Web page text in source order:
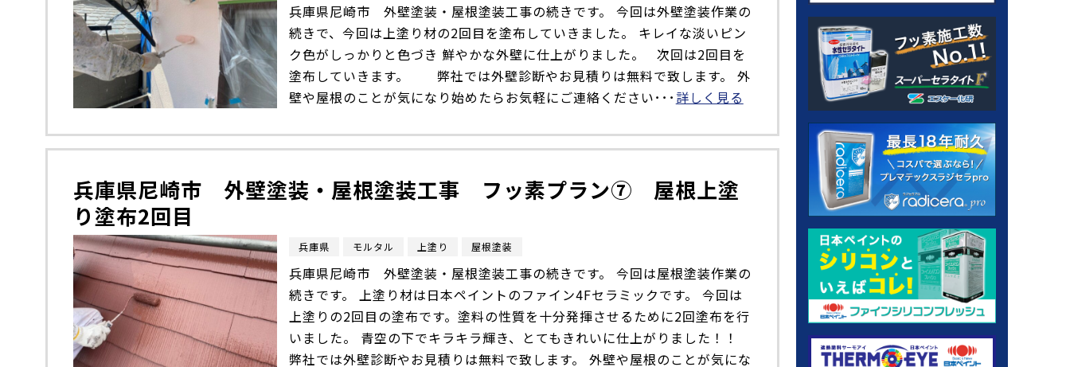
兵庫県尼崎市 外壁塗装・屋根塗装工事の続きです。 今回は外壁塗装作業の
続きで、今回は上塗り材の2回目を塗布していきました。 キレイな淡いピン
ク色がしっかりと色づき 鮮やかな外壁に仕上がりました。 次回は2回目を
塗布していきます。 弊社では外壁診断やお見積りは無料で致します。 外
壁や屋根のことが気になり始めたらお気軽にご連絡ください･･･ 詳しく見る
兵庫県尼崎市 外壁塗装・屋根塗装工事 フッ素プラン⑦ 屋根上塗
り塗布2回目
兵庫県 モルタル 上塗り 屋根塗装
兵庫県尼崎市 外壁塗装・屋根塗装工事の続きです。 今回は屋根塗装作業の
続きです。 上塗り材は日本ペイントのファイン4Fセラミックです。 今回は
上塗りの2回目の塗布です。塗料の性質を十分発揮させるために2回塗布を行
いました。 青空の下でキラキラ輝き、とてもきれいに仕上がりました！！
弊社では外壁診断やお見積りは無料で致します。 外壁や屋根のことが気にな